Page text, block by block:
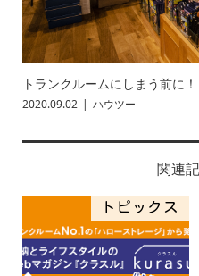
トランクルームにしまう前に
2020.09.02 ハウツー
関連
トピックス